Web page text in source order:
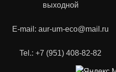
выходной
E-mail: aur-um-eco@mail.ru
Tel.: +7 (951) 408-82-82